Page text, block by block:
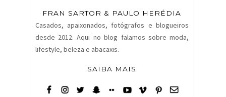
FRAN SARTOR & PAULO HERÉDIA
Casados, apaixonados, fotógrafos e blogueiros
desde 2012. Aqui no blog falamos sobre moda,
lifestyle, beleza e abacaxis.
SAIBA MAIS